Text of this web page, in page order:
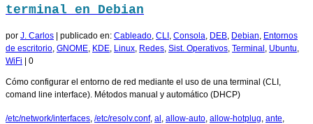
terminal en Debian
por J. Carlos publicado en: Cableado, CLI , Consola, DEB, Debian, Entornos
de escritorio, GNOME, KDE, Linux, Redes, Sist. Operativos, Terminal , Ubuntu,
WiFi
0
Cómo configurar el entorno de red mediante el uso de una terminal (CLI,
comand line interface). Métodos manual y automático (DHCP)
/etc/network/interfaces, /etc/resolv.conf, al , allow-auto, allow-hotplug, ante,